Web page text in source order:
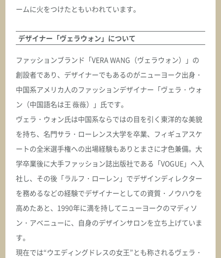
ームに火をつけたともいわれています。
デザイナー「ヴェラウォン」について
ファッションブランド「VERA WANG（ヴェラウォン）」の
創設者であり、デザイナーでもあるのがニューヨーク出身・
中国系アメリカ人のファッションデザイナー「ヴェラ・ウォ
ン（中国語名は王 薇薇）」氏です。
ヴェラ・ウォン氏は中国系ならではの目を引く東洋的な美貌
を持ち、名門サラ・ローレンス大学を卒業、フィギュアスケ
ートの全米選手権への出場経験もありとまさに才色兼備。大
学卒業後に大手ファッション誌出版社である「VOGUE」へ入
社し、その後「ラルフ・ローレン」でデザインディレクター
を務めるなどの経験でデザイナーとしての資質・ノウハウを
高めたあと、1990年に満を持してニューヨークのマディソ
ン・アベニューに、自身のデザインサロンを立ち上げていま
す。
現在では“ウエディングドレスの女王”とも称されるヴェラ・